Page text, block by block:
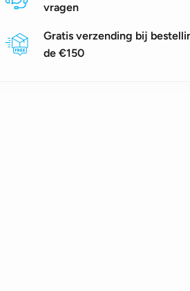
vragen
Gratis verzending bij
de €150